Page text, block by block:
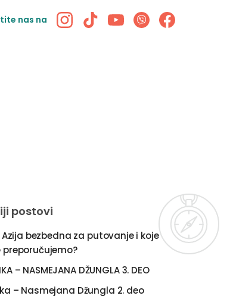
nas na
postovi
Azija bezbedna za putovanje i koje
preporučujemo?
– NASMEJANA DŽUNGLA 3. DEO
– Nasmejana Džungla 2. deo